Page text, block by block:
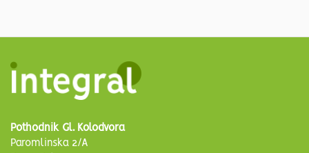
Pothodnik Gl. Kolodvora
Paromlinska 2/A